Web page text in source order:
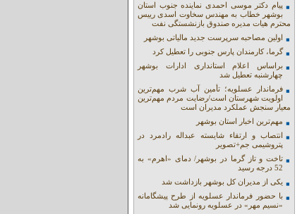
پیام دکتر موسی احمدی نماینده جنوب استان
بوشهر خطاب به مهندس سخاوت اسدی رییس
محترم هیات مدیره صندوق بازنشستگی نفت
اولین مصاحبه سرپرست جدید مالیاتی بوشهر
گرما، کارمندان پارس جنوبی را تعطیل کرد
براساس اعلام استانداری ادارات بوشهر
چهارشنبه تعطیل شد
فرماندار عسلویه؛ تأمین آب شرب مهم‌ترین
اولویت شهرستان است/رضایت مردم مهم‌ترین
معیار سنجش عملکرد مدیران است
مهم‌ترین اخبار استان بوشهر
انتصاب و ارتقاء شایسته عبداله رادمرد در
پتروشیمی جم+تصویر
تاخت و تاز گرما در بوشهر/ دمای «اهرم» به
52 درجه رسید
یکی از مدیران کل بوشهر بازداشت شد
با حضور فرماندار عسلویه از طرح پیشگامانه
«نسیم مهر» در عسلویه رونمایی شد